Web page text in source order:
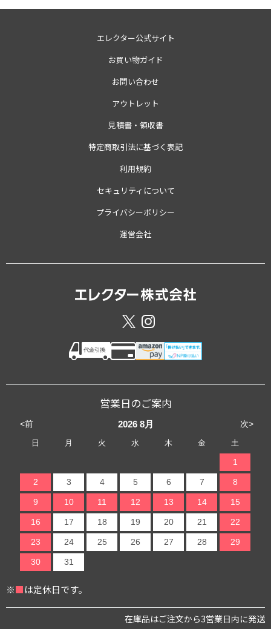
エレクター公式サイト
お買い物ガイド
お問い合わせ
アウトレット
見積書・領収書
特定商取引法に基づく表記
利用規約
セキュリティについて
プライバシーポリシー
運営会社
営業日のご案内
<前 次>
2026 8月
日 月 火 水 木 金 土
1
2 3 4 5 6 7 8
9 10 11 12 13 14 15
16 17 18 19 20 21 22
23 24 25 26 27 28 29
30 31
※■は定休日です。
在庫品はご注文から3営業日内に発送